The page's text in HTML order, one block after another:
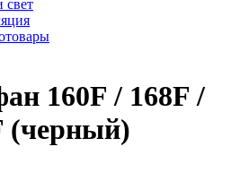
свет
160F / 168F /
(черный)